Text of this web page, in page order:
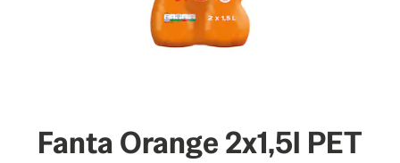
Fanta Orange 2x1,5l PET